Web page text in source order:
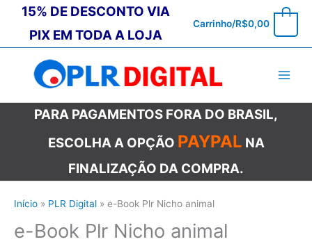
conteúdo
15% DE DESCONTO VIA
PIX EM TODA A LOJA
Carrinho/R$0,00
PARA PAGAMENTOS FORA DO BRASIL,
ESCOLHA A OPÇÃO PAYPAL NA
FINALIZAÇÃO DA COMPRA.
Início PLR Digital e-Book Plr Nicho animal
e-Book Plr Nicho animal